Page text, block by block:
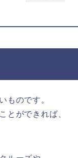
ものです。
とができれば、